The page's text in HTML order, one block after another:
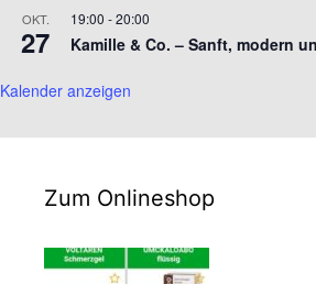
OKT.
27
19:00 -20:00
Kamille & Co. – Sanft, modern
Kalender anzeigen
Zum Onlineshop